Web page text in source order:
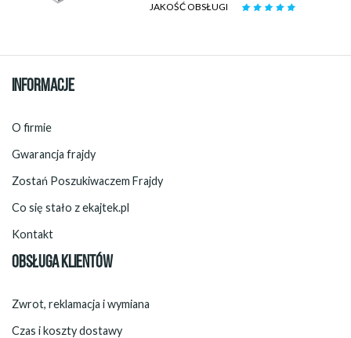
JAKOŚĆ OBSŁUGI
INFORMACJE
O firmie
Gwarancja frajdy
Zostań Poszukiwaczem Frajdy
Co się stało z ekajtek.pl
Kontakt
OBSŁUGA KLIENTÓW
Zwrot, reklamacja i wymiana
Czas i koszty dostawy